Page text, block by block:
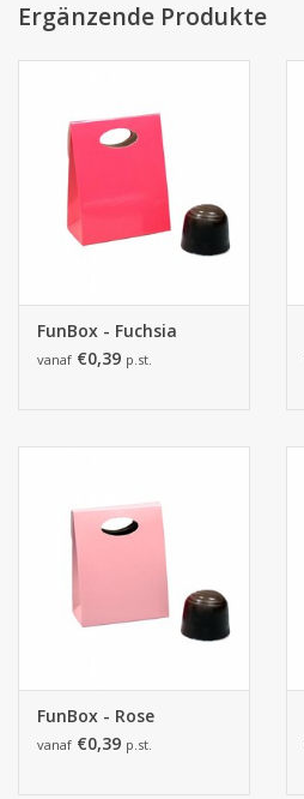
Ergänzende Produkte
FunBox - Fuchsia
vanaf €0,39 p.st.
FunBox - Rose
vanaf €0,39 p.st.